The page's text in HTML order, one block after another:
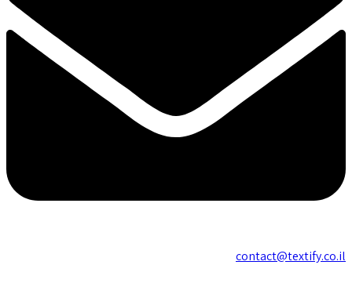
contact@textify.co.il